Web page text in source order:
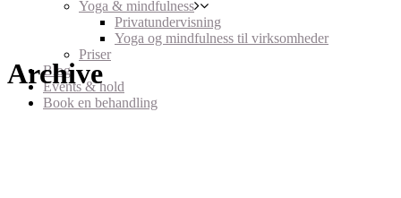
Yoga & mindfulness
Privatundervisning
Yoga og mindfulness til virksomheder
Priser
Blog
Events & hold
Book en behandling
Archive